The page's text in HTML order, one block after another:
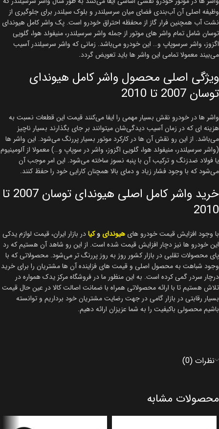
وظیفه اصلی آن آب‌بندی فضای میان سرسیلندر و بلوک سیلندر برای جلوگیری از
نشت آب همچنین فرار گاز از محفظه احتراق خودرو است. پک واشر کامل هیوندای
توسان شامل تمام واشر های موتور از جمله واشر سرسیلندر، منیفولد هوا، گلویی
اگزوز، واشر سرسوپاپ و… این خودرو می‌باشد. زمانی که واشر سرسیلندر آسیب
می‌بیند معمولا تمامی این واشر ها باید تعویض گردد.
ویژگی اصلی محصول واشر کامل هیوندای
توسان 2007 تا 2010
واشر ها در خودرو نقش بسیار مهمی را ایفا می‌کنند قیمت این قطعات نسبت به
هزینه ای که در زمان آسیب دیدگی‌شان میتوانند بر جای بگذارند بسیار ناچیز
می‌باشد. از این رو نقش آن ها در کارکرد موتور بسیار پررنگ می‌شود. این واشر ها
(واشر سرسیلندر، منیفولد هوا، گلویی اگزوز، واشر در سوپاپ و…) معمولا از آلومینیوم
یا فولاد ضدزنگ و ترکیب آن با پنبه نسوز ساخته می‌شود. این امر موجب آن
می‌شود که با وجود فشار زیاد و دمای بالا همچنان کارایی خود را حفظ کنند.
خرید واشر کامل اصلی هیوندای توسان 2007 تا
2010
با وجود افزایش قیمت خودرو های هیوندای وکیادر بازار ایران، قیمت لوازم یدکی
این خودرو ها نیز دچار افزایش قیمت شده است. از این رو شاهد آن هستیم که رد
پای محصولات تقلبی در بازار کشور روز به روز پررنگ تر می‌شود. محصولاتی که با
وجود شباهت به محصول اصلی و قیمت های فزاینده آن ها مشتریان را برای خرید
درچار سردر گمی کرده است. به این منظور ما در فروشگاه مرکز یدک همواره در
تلاش هستیم تا با ارائه محصولاتی همراه با ضمانت اصالت کالا در عین حال قیمت
بسیار رقابتی در بازار گامی در جهت رضایت مشتریان خود برداریم و توانسته
باشیم محصولی باکیفیت را به شما عزیزان ارائه دهیم.
نظرات (0)
محصولات مشابه